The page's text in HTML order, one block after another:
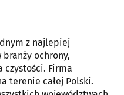
z najlepiej
ochrony,
czystości. Firma
terenie całej Polski.